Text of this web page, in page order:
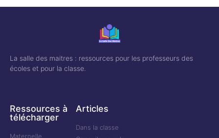
La salle des maitres : ressources pour les professeurs des
écoles et pour la classe.
Ressources à
télécharger
Maternelle
Articles
Dans la classe